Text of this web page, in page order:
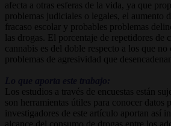
afecta a otras esferas de la vida, ya que
problemas judiciales o legales, el aumento
fracaso escolar y probables problemas
las drogas. El porcentaje de repetidores de
cannabis es del doble respecto a los que
problemas de agresividad que
Los estudios a través de encuestas están
son herramientas útiles para conocer datos
investigadores de este artículo aportan así
alcance del consumo de drogas entre los